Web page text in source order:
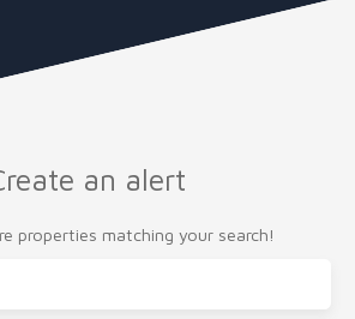
an alert
properties matching your search!